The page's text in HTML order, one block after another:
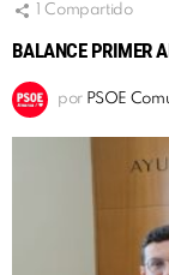
Compartido
BALANCE PRIMER
por PSOE